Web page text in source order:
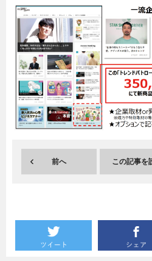
企業インタビュー
副業
グルメ
前へ この記事を